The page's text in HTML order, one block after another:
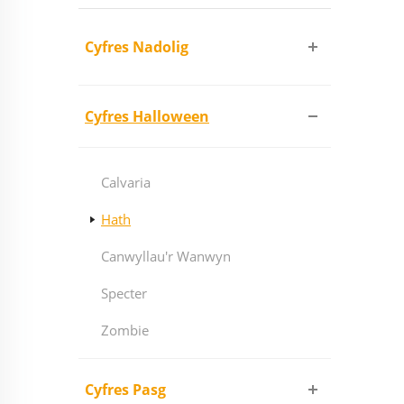
Cyfres Nadolig
Cyfres Halloween
Calvaria
Hath
Canwyllau'r Wanwyn
Specter
Zombie
Cyfres Pasg